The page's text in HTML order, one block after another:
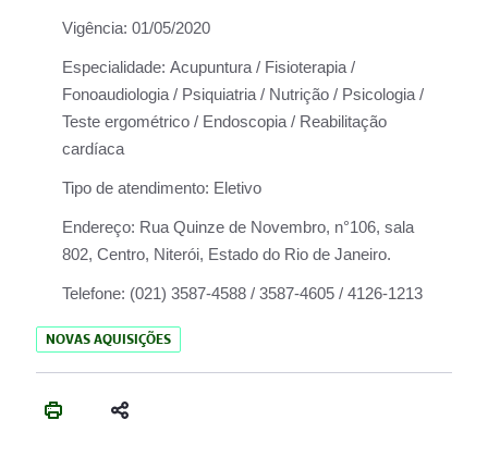
Vigência: 01/05/2020
Especialidade: Acupuntura / Fisioterapia /
Fonoaudiologia / Psiquiatria / Nutrição / Psicologia /
Teste ergométrico / Endoscopia / Reabilitação
cardíaca
Tipo de atendimento: Eletivo
Endereço: Rua Quinze de Novembro, n°106, sala
802, Centro, Niterói, Estado do Rio de Janeiro.
Telefone: (021) 3587-4588 / 3587-4605 / 4126-1213
NOVAS AQUISIÇÕES